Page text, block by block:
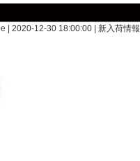
| 2020-12-30 18:00:00 | 新入荷情報